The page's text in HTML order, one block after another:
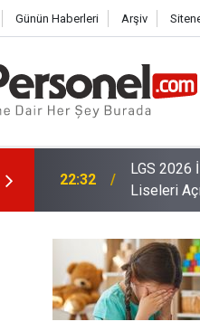
Günün Haberleri Arşiv
22:02 2026